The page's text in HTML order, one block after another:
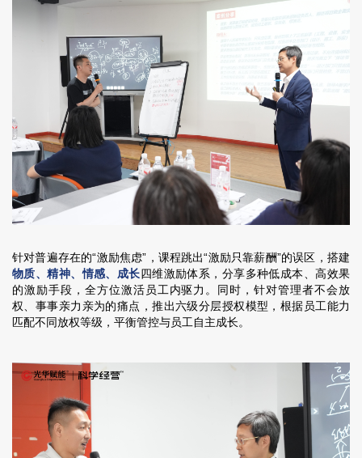
针对普遍存在的“激励焦虑”，课程跳出“激励只靠薪酬”的误区，搭建
物质、精神、情感、成长四维激励体系，分享多种低成本、高效果
的激励手段，全方位激活员工内驱力。同时，针对管理者不会放
权、事事亲力亲为的痛点，推出六级分层授权模型，根据员工能力
匹配不同放权等级，平衡管控与员工自主成长。